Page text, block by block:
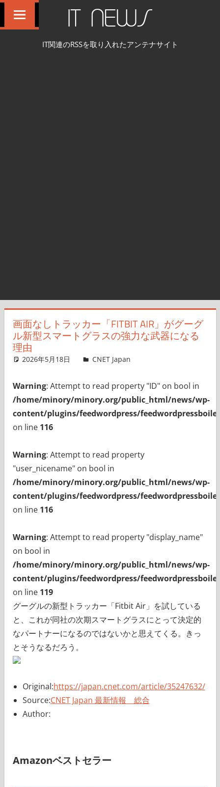
IT NEWS
IT関連のRSSを取り入れたアンテナサイト
画面なしトラッカー「FITBIT AIR」がグーグ
ル新型スマートグラスの強力な武器になる
理由
2026年5月18日 CNET Japan
Warning: Attempt to read property "ID" on bool in
/home/minory/minory.org/public_html/news/wp-
content/plugins/feedwordpress/
on line 116
Warning: Attempt to read property
"user_nicename" on bool in
/home/minory/minory.org/public_html/news/wp-
content/plugins/feedwordpress/
on line 116
Warning: Attempt to read property "display_name"
on bool in
/home/minory/minory.org/public_html/news/wp-
content/plugins/feedwordpress/
on line 119
グーグルの新型トラッカー「Fitbit Air」を試している
と、これが同社の次期スマートグラスにとって決定的
なパートナーになるのではないかと思えてくる。きっ
とそうなるだろう。
Original:https://japan.cnet.com/article/35247632/
Source:CNET Japan 最新情報 総合
Author:
Amazonベストセラー